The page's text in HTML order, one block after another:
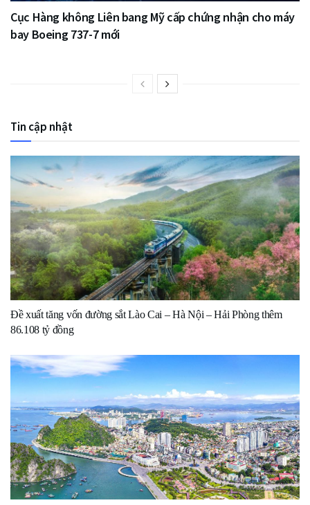
Cục Hàng không Liên bang Mỹ cấp chứng nhận cho máy
bay Boeing 737-7 mới
Tin cập nhật
Đề xuất tăng vốn đường sắt Lào Cai – Hà Nội – Hải Phòng thêm
86.108 tỷ đồng